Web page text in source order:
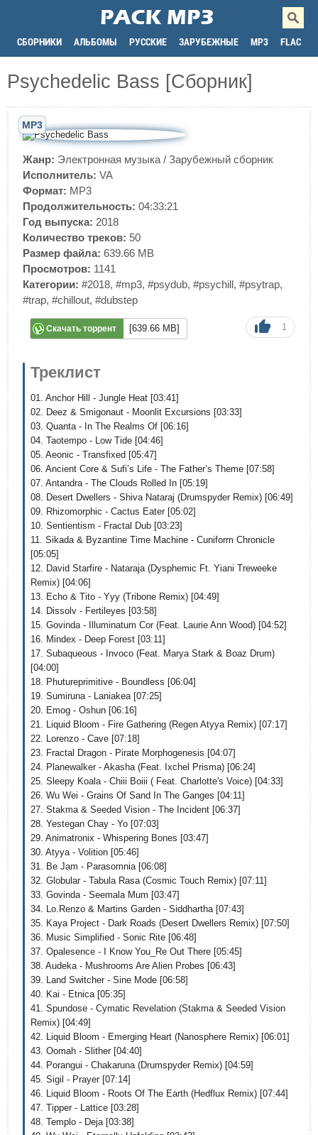
СБОРНИКИ АЛЬБОМЫ РУССКИЕ ЗАРУБЕЖНЫЕ MP3 FLAC
Psychedelic Bass [Сборник]
MP3
Жанр: Электронная музыка / Зарубежный сборник
Исполнитель: VA
Формат: MP3
Продолжительность: 04:33:21
Год выпуска: 2018
Количество треков: 50
Размер файла: 639.66 MB
Просмотров: 1141
Категории: #2018, #mp3, #psydub, #psychill, #psytrap,
#trap, #chillout, #dubstep
Скачать торрент [639.66 MB] 1
Треклист
01. Anchor Hill - Jungle Heat [03:41]
02. Deez & Smigonaut - Moonlit Excursions [03:33]
03. Quanta - In The Realms Of [06:16]
04. Taotempo - Low Tide [04:46]
05. Aeonic - Transfixed [05:47]
06. Ancient Core & Sufi’s Life - The Father’s Theme [07:58]
07. Antandra - The Clouds Rolled In [05:19]
08. Desert Dwellers - Shiva Nataraj (Drumspyder Remix) [06:49]
09. Rhizomorphic - Cactus Eater [05:02]
10. Sentientism - Fractal Dub [03:23]
11. Sikada & Byzantine Time Machine - Cuniform Chronicle
[05:05]
12. David Starfire - Nataraja (Dysphemic Ft. Yiani Treweeke
Remix) [04:06]
13. Echo & Tito - Yyy (Tribone Remix) [04:49]
14. Dissolv - Fertileyes [03:58]
15. Govinda - Illuminatum Cor (Feat. Laurie Ann Wood) [04:52]
16. Mindex - Deep Forest [03:11]
17. Subaqueous - Invoco (Feat. Marya Stark & Boaz Drum)
[04:00]
18. Phutureprimitive - Boundless [06:04]
19. Sumiruna - Laniakea [07:25]
20. Emog - Oshun [06:16]
21. Liquid Bloom - Fire Gathering (Regen Atyya Remix) [07:17]
22. Lorenzo - Cave [07:18]
23. Fractal Dragon - Pirate Morphogenesis [04:07]
24. Planewalker - Akasha (Feat. Ixchel Prisma) [06:24]
25. Sleepy Koala - Chiii Boiii ( Feat. Charlotte's Voice) [04:33]
26. Wu Wei - Grains Of Sand In The Ganges [04:11]
27. Stakma & Seeded Vision - The Incident [06:37]
28. Yestegan Chay - Yo [07:03]
29. Animatronix - Whispering Bones [03:47]
30. Atyya - Volition [05:46]
31. Be Jam - Parasomnia [06:08]
32. Globular - Tabula Rasa (Cosmic Touch Remix) [07:11]
33. Govinda - Seemala Mum [03:47]
34. Lo.Renzo & Martins Garden - Siddhartha [07:43]
35. Kaya Project - Dark Roads (Desert Dwellers Remix) [07:50]
36. Music Simplified - Sonic Rite [06:48]
37. Opalesence - I Know You_Re Out There [05:45]
38. Audeka - Mushrooms Are Alien Probes [06:43]
39. Land Switcher - Sine Mode [06:58]
40. Kai - Etnica [05:35]
41. Spundose - Cymatic Revelation (Stakma & Seeded Vision
Remix) [04:49]
42. Liquid Bloom - Emerging Heart (Nanosphere Remix) [06:01]
43. Oomah - Slither [04:40]
44. Porangui - Chakaruna (Drumspyder Remix) [04:59]
45. Sigil - Prayer [07:14]
46. Liquid Bloom - Roots Of The Earth (Hedflux Remix) [07:44]
47. Tipper - Lattice [03:28]
48. Templo - Deja [03:38]